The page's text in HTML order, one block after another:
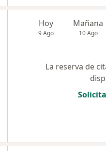
Hoy
9 Ago
Mañana
10 Ago
La reserva de